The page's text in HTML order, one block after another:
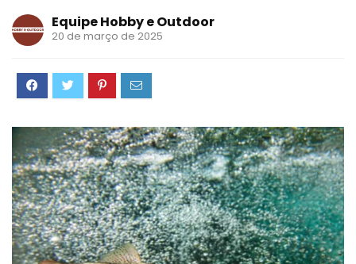
Equipe Hobby e Outdoor
20 de março de 2025